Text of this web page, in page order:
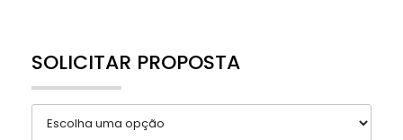
SOLICITAR PROPOSTA